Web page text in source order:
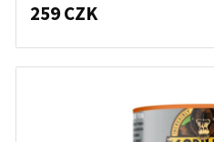
259 CZK